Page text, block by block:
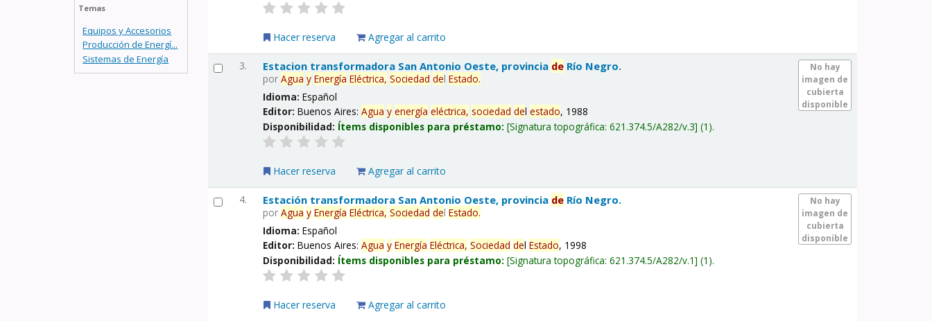
Temas
Equipos y Accesorios
Producción de Energí...
Sistemas de Energía
Hacer reserva Agregar al carrito
3.
No hay
imagen de
cubierta
disponible
Estacion transformadora San Antonio Oeste, provincia de Río Negro.
porAgua y Energía Eléctrica, Sociedad delEstado.
Idioma:Español
Editor:Buenos Aires:Agua y energía eléctrica, sociedad delestado, 1988
Disponibilidad: Ítems disponibles para préstamo: Signatura topográfica:621.374.5/A282/v.3 (1).
Hacer reserva Agregar al carrito
4.
No hay
imagen de
cubierta
disponible
Estación transformadora San Antonio Oeste, provincia de Río Negro.
porAgua y Energía Eléctrica, Sociedad delEstado.
Idioma:Español
Editor:Buenos Aires:Agua y Energía Eléctrica, Sociedad delEstado, 1998
Disponibilidad: Ítems disponibles para préstamo: Signatura topográfica:621.374.5/A282/v.1 (1).
Hacer reserva Agregar al carrito